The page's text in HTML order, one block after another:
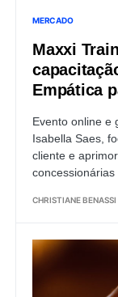
MERCADO
Maxxi
Empática
Evento online e
Isabella Saes,
cliente e
concessionárias
CHRISTIANE BENASSI